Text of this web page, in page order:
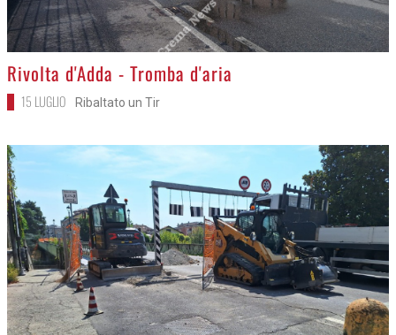
>
Rivolta d'Adda - Tromba d'aria
15 LUGLIO Ribaltato un Tir